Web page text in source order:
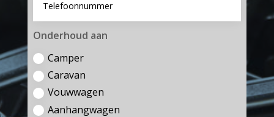
Onderhoud aan
Camper
Caravan
Vouwwagen
Aanhangwagen